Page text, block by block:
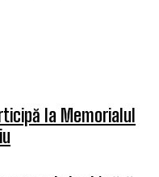
la Memorialul